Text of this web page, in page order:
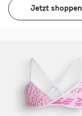
Jetzt shoppen